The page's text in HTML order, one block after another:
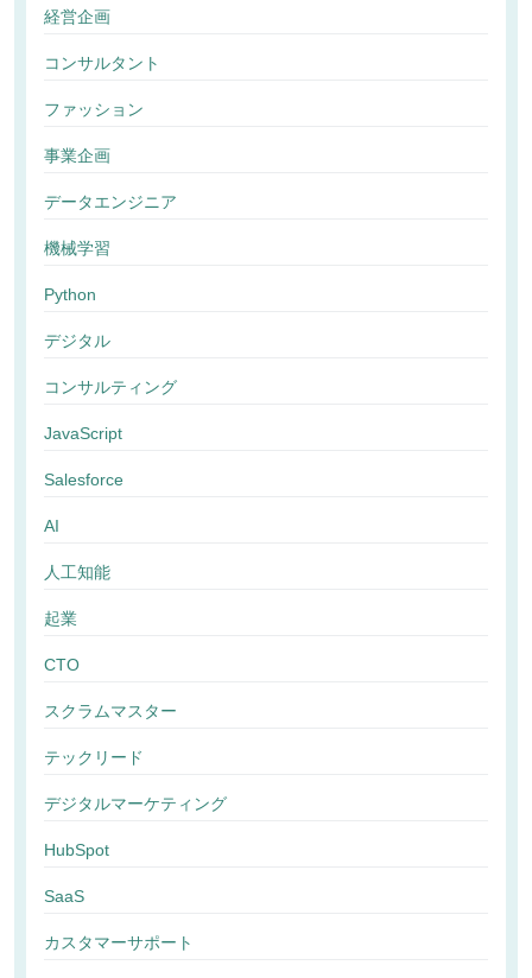
経営企画
コンサルタント
ファッション
事業企画
データエンジニア
機械学習
Python
デジタル
コンサルティング
JavaScript
Salesforce
AI
人工知能
起業
CTO
スクラムマスター
テックリード
デジタルマーケティング
HubSpot
SaaS
カスタマーサポート